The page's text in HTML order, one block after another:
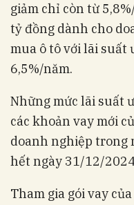
giảm chỉ còn từ
tỷ đồng dành cho
mua ô tô với lãi suất
6,5%/năm.
Những mức lãi suất
các khoản vay mới
doanh nghiệp trong
hết ngày 31/12/
Tham gia gói vay